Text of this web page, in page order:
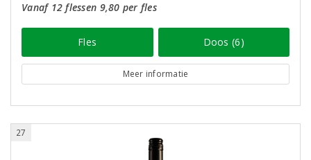
Vanaf 12 flessen 9,80 per fles
Fles Doos (6)
Meer informatie
27